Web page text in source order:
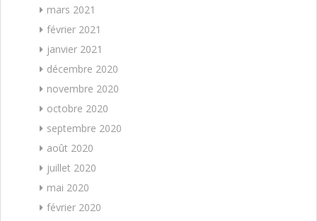
mars 2021
février 2021
janvier 2021
décembre 2020
novembre 2020
octobre 2020
septembre 2020
août 2020
juillet 2020
mai 2020
février 2020